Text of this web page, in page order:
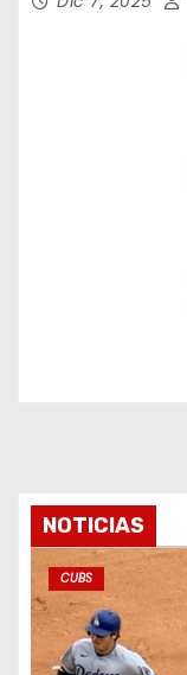
NOTICIAS
CUBS